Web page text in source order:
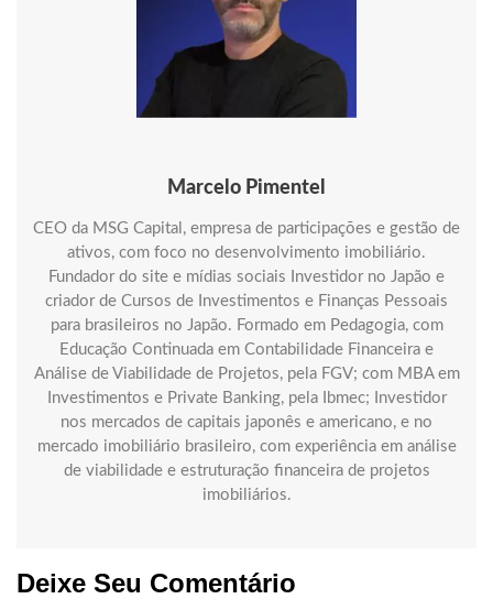
Marcelo Pimentel
CEO da MSG Capital, empresa de participações e gestão de
ativos, com foco no desenvolvimento imobiliário.
Fundador do site e mídias sociais Investidor no Japão e
criador de Cursos de Investimentos e Finanças Pessoais
para brasileiros no Japão. Formado em Pedagogia, com
Educação Continuada em Contabilidade Financeira e
Análise de Viabilidade de Projetos, pela FGV; com MBA em
Investimentos e Private Banking, pela Ibmec; Investidor
nos mercados de capitais japonês e americano, e no
mercado imobiliário brasileiro, com experiência em análise
de viabilidade e estruturação financeira de projetos
imobiliários.
Deixe Seu Comentário